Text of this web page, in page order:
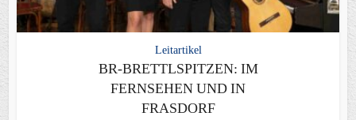
Leitartikel
BR-BRETTLSPITZEN: IM
FERNSEHEN UND IN
FRASDORF